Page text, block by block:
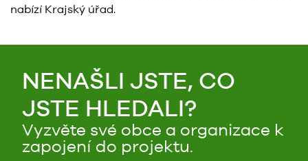
nabízí Krajský úřad.
NENAŠLI JSTE, CO
JSTE HLEDALI?
Vyzvěte své obce a organizace k
zapojení do projektu.